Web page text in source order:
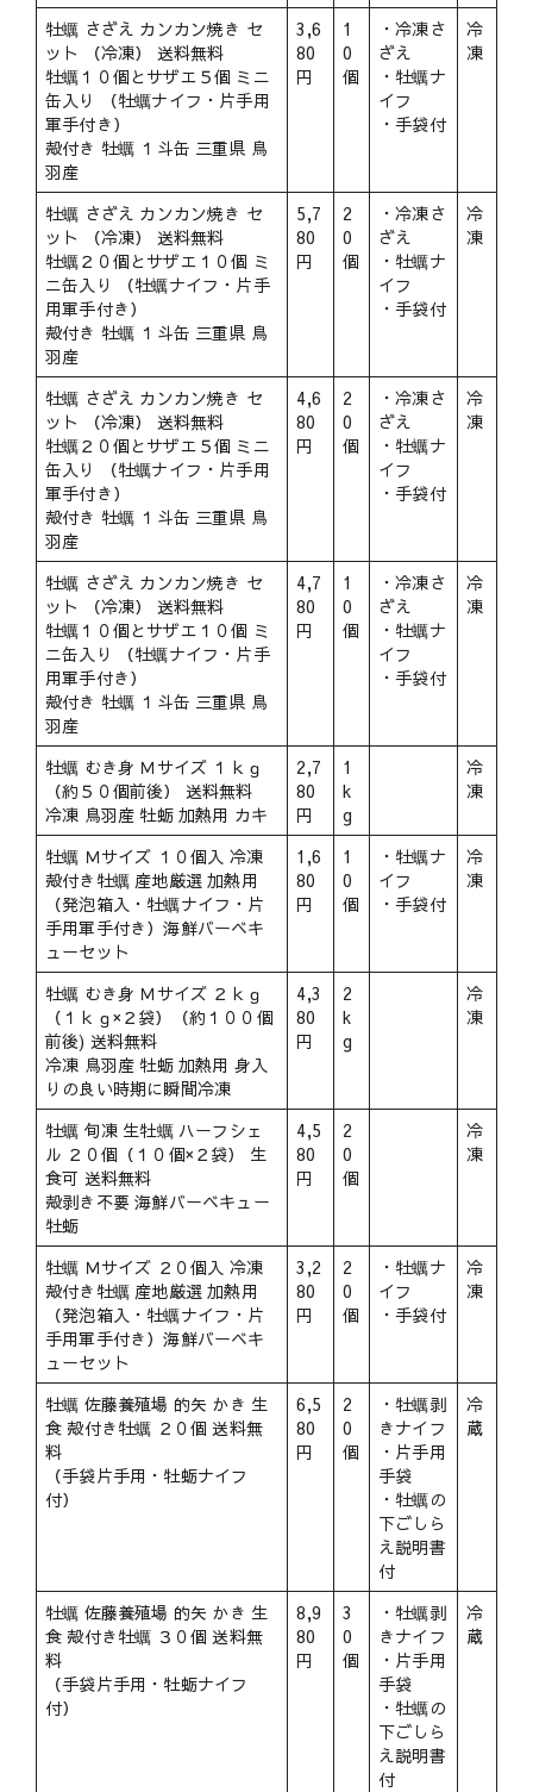
牡蠣 さざえ カンカン焼き セ
ット （冷凍） 送料無料
牡蠣１０個とサザエ５個 ミニ
缶入り （牡蠣ナイフ・片手用
軍手付き）
殻付き 牡蠣 １斗缶 三重県 鳥
羽産
3,6
80
円
1
0
個
・冷凍さ
ざえ
・牡蠣ナ
イフ
・手袋付
冷
凍
牡蠣 さざえ カンカン焼き セ
ット （冷凍） 送料無料
牡蠣２０個とサザエ１０個 ミ
ニ缶入り （牡蠣ナイフ・片手
用軍手付き）
殻付き 牡蠣 １斗缶 三重県 鳥
羽産
5,7
80
円
2
0
個
・冷凍さ
ざえ
・牡蠣ナ
イフ
・手袋付
冷
凍
牡蠣 さざえ カンカン焼き セ
ット （冷凍） 送料無料
牡蠣２０個とサザエ５個 ミニ
缶入り （牡蠣ナイフ・片手用
軍手付き）
殻付き 牡蠣 １斗缶 三重県 鳥
羽産
4,6
80
円
2
0
個
・冷凍さ
ざえ
・牡蠣ナ
イフ
・手袋付
冷
凍
牡蠣 さざえ カンカン焼き セ
ット （冷凍） 送料無料
牡蠣１０個とサザエ１０個 ミ
ニ缶入り （牡蠣ナイフ・片手
用軍手付き）
殻付き 牡蠣 １斗缶 三重県 鳥
羽産
4,7
80
円
1
0
個
・冷凍さ
ざえ
・牡蠣ナ
イフ
・手袋付
冷
凍
牡蠣 むき身 Ｍサイズ １ｋｇ
（約５０個前後） 送料無料
冷凍 鳥羽産 牡蛎 加熱用 カキ
2,7
80
円
1
k
g
冷
凍
牡蠣 Ｍサイズ １０個入 冷凍
殻付き牡蠣 産地厳選 加熱用
（発泡箱入・牡蠣ナイフ・片
手用軍手付き）海鮮バーベキ
ューセット
1,6
80
円
1
0
個
・牡蠣ナ
イフ
・手袋付
冷
凍
牡蠣 むき身 Ｍサイズ ２ｋｇ
（１ｋｇ×２袋）（約１００個
前後) 送料無料
冷凍 鳥羽産 牡蛎 加熱用 身入
りの良い時期に瞬間冷凍
4,3
80
円
2
k
g
冷
凍
牡蠣 旬凍 生牡蠣 ハーフシェ
ル ２０個（１０個×２袋） 生
食可 送料無料
殻剥き不要 海鮮バーベキュー
牡蛎
4,5
80
円
2
0
個
冷
凍
牡蠣 Ｍサイズ ２０個入 冷凍
殻付き牡蠣 産地厳選 加熱用
（発泡箱入・牡蠣ナイフ・片
手用軍手付き）海鮮バーベキ
ューセット
3,2
80
円
2
0
個
・牡蠣ナ
イフ
・手袋付
冷
凍
牡蠣 佐藤養殖場 的矢 かき 生
食 殻付き牡蠣 ２０個 送料無
料
（手袋片手用・牡蛎ナイフ
付）
6,5
80
円
2
0
個
・牡蠣剥
きナイフ
・片手用
手袋
・牡蠣の
下ごしら
え説明書
付
冷
蔵
牡蠣 佐藤養殖場 的矢 かき 生
食 殻付き牡蠣 ３０個 送料無
料
（手袋片手用・牡蛎ナイフ
付）
8,9
80
円
3
0
個
・牡蠣剥
きナイフ
・片手用
手袋
・牡蠣の
下ごしら
え説明書
付
冷
蔵